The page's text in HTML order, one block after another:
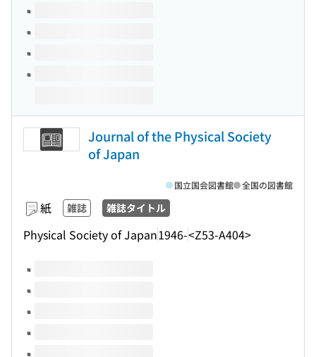
Journal of the Physical Society
of Japan
紙 雑誌 雑誌タイトル
Physical Society of Japan1946-<Z53-A404>
国立国会図書館 全国の図書館
このタイトルの巻号